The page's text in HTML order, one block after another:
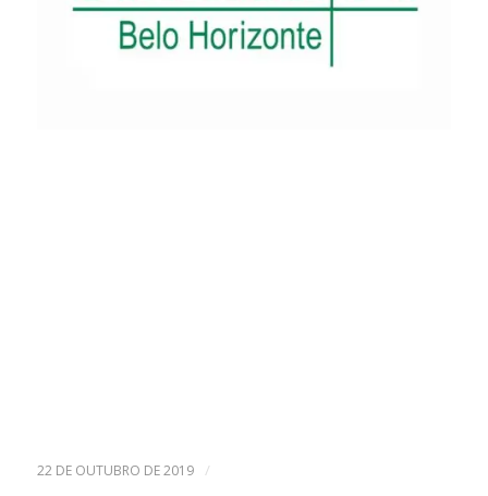
22 DE OUTUBRO DE 2019 /